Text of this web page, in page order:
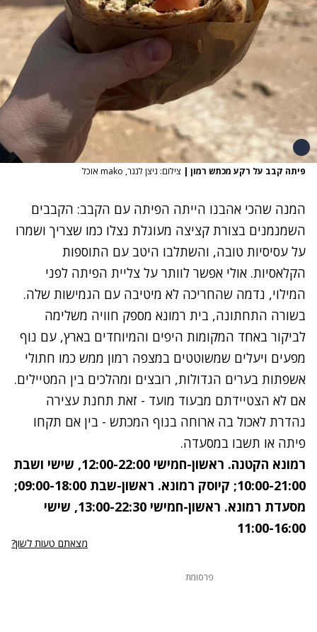
פיתה קבב על רקע מכתש רמון | צילום: ניצן לנגר, mako אוכל
המנה שהכי אהבנו הייתה הפיתה עם הקבב: הקבבים
השמנמנים בצורת קציצה מעוגלת נצלו כמו שצריך ושמרו
על עסיסיות טובה, והשתלבו היטב עם התוספות
הקלאסיות. אולי אפשר לוותר על צליית הפיתה לפני
המילוי, נדמה שהחריכה לא מיטיבה עם הגמישות שלה.
בשורה התחתונה, בית רמונא מספק חוויה משלימה
לביקור באחד המקומות היפים והמיוחדים בארץ, עם נוף
מפעים ויעלים שמשוטטים במצפה רמון ממש כמו חתולי
אשפתות בערים הגדולות, רובצים ומהלכים בין המטיילים.
אם לא הצטיידתם מבעוד מועד - זאת תחנת עצירה
נהדרת לאכול בה ארוחה בנוף המכתש - בין אם תקחו
פיתה או תשבו במסעדה.
רמונא הקטנה. ראשון-חמישי 12:00-22:00, שישי ושבת
10:00-21:00; קיוסק רמונא. ראשון-שבת 09:00-18:00;
מסעדת רמונא. ראשון-חמישי 13:00-22:30, שישי
11:00-16:00
מצאתם טעות לשון?
פרסומת